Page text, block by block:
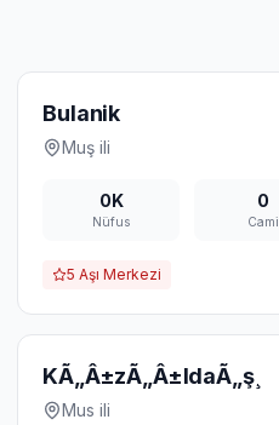
Bulanik
Muş ili
0K
Nüfus
0
Cami
5 Aşı Merkezi
KÃ„Â±zÃ„Â±ldaÃ„ş¸
Mus ili